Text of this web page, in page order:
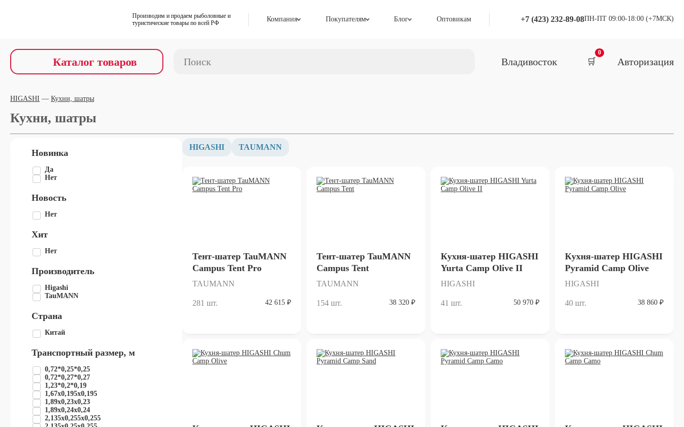
Производим и продаем рыболовные и
туристические товары по всей РФ
Компания Покупателям Блог Оптовикам +7 (423) 232-89-08ПН-ПТ 09:00-18:00 (+7МСК)
Каталог товаров Владивосток 🛒
0
Авторизация
HIGASHI Кухни, шатры
Кухни, шатры
Новинка
Да
Нет
Новость
Нет
Хит
Нет
Производитель
Higashi
TauMANN
Страна
Китай
Транспортный размер, м
0,72*0,25*0,25
0,72*0,27*0,27
1,23*0,2*0,19
1,67x0,195x0,195
1,89x0,23x0,23
1,89x0,24x0,24
2,135x0,255x0,255
HIGASHI TAUMANN
Тент-шатер TauMANN
Campus Tent Pro
TAUMANN
281 шт. 42 615 ₽
Тент-шатер TauMANN
Campus Tent
TAUMANN
154 шт. 38 320 ₽
Кухня-шатер HIGASHI
Yurta Сamp Olive II
HIGASHI
41 шт. 50 970 ₽
Кухня-шатер HIGASHI
Pyramid Camp Olive
HIGASHI
40 шт. 38 860 ₽